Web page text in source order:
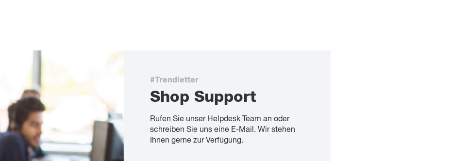
#Trendletter
Shop Support
Rufen Sie unser Helpdesk Team an oder
schreiben Sie uns eine E-Mail. Wir stehen
Ihnen gerne zur Verfügung.